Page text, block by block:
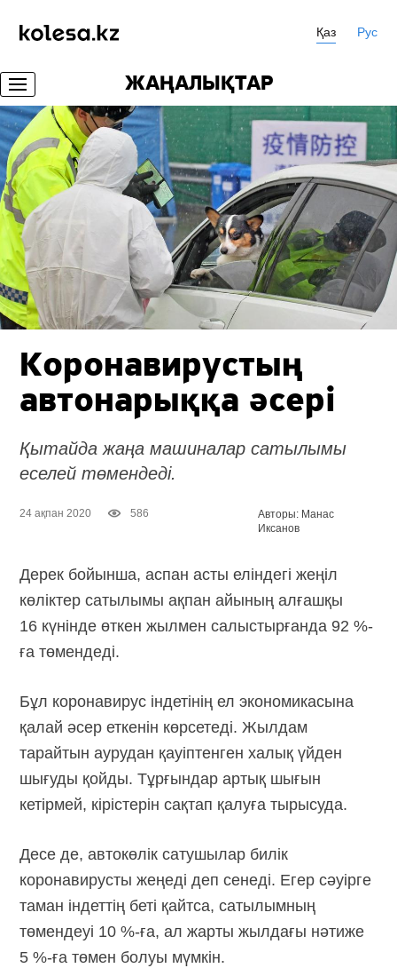
Қаз Рус
ЖАҢАЛЫҚТАР
Коронавирустың
автонарыққа әсері
Қытайда жаңа машиналар сатылымы
еселей төмендеді.
24 ақпан 2020 586
Авторы: Манас
Иксанов
Дерек бойынша, аспан асты еліндегі жеңіл
көліктер сатылымы ақпан айының алғашқы
16 күнінде өткен жылмен салыстырғанда 92 %-
ға төмендеді.
Бұл коронавирус індетінің ел экономикасына
қалай әсер еткенін көрсетеді. Жылдам
тарайтын аурудан қауіптенген халық үйден
шығуды қойды. Тұрғындар артық шығын
кетірмей, кірістерін сақтап қалуға тырысуда.
Десе де, автокөлік сатушылар билік
коронавирусты жеңеді деп сенеді. Егер сәуірге
таман індеттің беті қайтса, сатылымның
төмендеуі 10 %-ға, ал жарты жылдағы нәтиже
5 %-ға төмен болуы мүмкін.